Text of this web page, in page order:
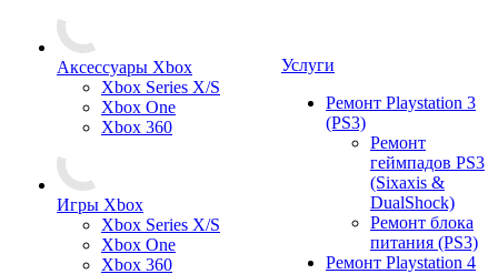
Аксессуары Xbox
Xbox Series X/S
Xbox One
Xbox 360
Игры Xbox
Xbox Series X/S
Xbox One
Xbox 360
Услуги
Ремонт Playstation 3
(PS3)
Ремонт
геймпадов PS3
(Sixaxis &
DualShock)
Ремонт блока
питания (PS3)
Ремонт Playstation 4